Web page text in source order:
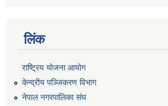
लिंक
राष्ट्रिय योजना आयोग
केन्द्रीय पञ्जिकरण विभाग
नेपाल नगरपालिका संघ